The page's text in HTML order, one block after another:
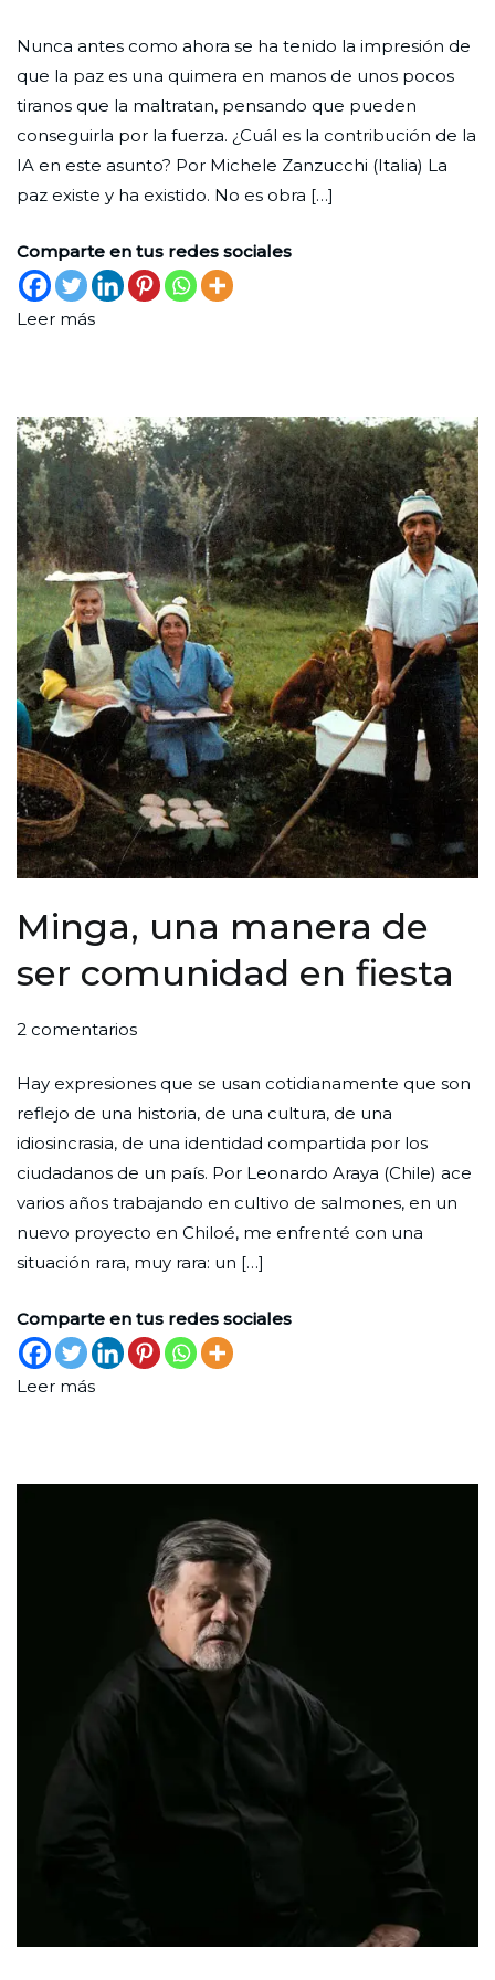
Nueva
de
agosto
de
2025
Análisis ,
Cultura
e
inteligencia
artificial
Nunca antes como ahora se ha tenido la impresión de
que la paz es una quimera en manos de unos pocos
tiranos que la maltratan, pensando que pueden
conseguirla por la fuerza. ¿Cuál es la contribución de la
IA en este asunto? Por Michele Zanzucchi (Italia) La
paz existe y ha existido. No es obra […]
Comparte en tus redes sociales
Leer más
Minga, una manera de
ser comunidad en fiesta
Por
Ciudad
Nueva
Publicada
1
de
julio
de
2025
Publicada
Cultura
2 comentariosen
una
manera
de
ser
comunidad
en
fiesta
Hay expresiones que se usan cotidianamente que son
reflejo de una historia, de una cultura, de una
idiosincrasia, de una identidad compartida por los
ciudadanos de un país. Por Leonardo Araya (Chile) ace
varios años trabajando en cultivo de salmones, en un
nuevo proyecto en Chiloé, me enfrenté con una
situación rara, muy rara: un […]
Comparte en tus redes sociales
Leer más